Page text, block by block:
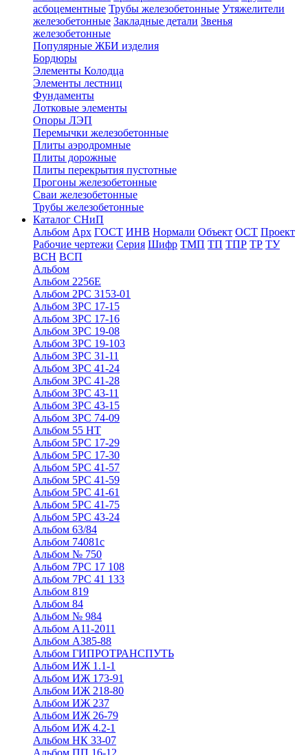
асбоцементные Трубы железобетонные Утяжелители
железобетонные Закладные детали Звенья
железобетонные
Популярные ЖБИ изделия
Бордюры
Элементы Колодца
Элементы лестниц
Фундаменты
Лотковые элементы
Опоры ЛЭП
Перемычки железобетонные
Плиты аэродромные
Плиты дорожные
Плиты перекрытия пустотные
Прогоны железобетонные
Сваи железобетонные
Трубы железобетонные
Каталог СНиП
Альбом Арх ГОСТ ИНВ Нормали Объект ОСТ Проект
Рабочие чертежи Серия Шифр ТМП ТП ТПР ТР ТУ
ВСН ВСП
Альбом
Альбом 2256Е
Альбом 2РС 3153-01
Альбом 3РС 17-15
Альбом 3РС 17-16
Альбом 3РС 19-08
Альбом 3РС 19-103
Альбом 3РС 31-11
Альбом 3РС 41-24
Альбом 3РС 41-28
Альбом 3РС 43-11
Альбом 3РС 43-15
Альбом 3РС 74-09
Альбом 55 НТ
Альбом 5РС 17-29
Альбом 5РС 17-30
Альбом 5РС 41-57
Альбом 5РС 41-59
Альбом 5РС 41-61
Альбом 5РС 41-75
Альбом 5РС 43-24
Альбом 63/84
Альбом 74081с
Альбом № 750
Альбом 7РС 17 108
Альбом 7РС 41 133
Альбом 819
Альбом 84
Альбом № 984
Альбом А11-2011
Альбом А385-88
Альбом ГИПРОТРАНСПУТЬ
Альбом ИЖ 1.1-1
Альбом ИЖ 173-91
Альбом ИЖ 218-80
Альбом ИЖ 237
Альбом ИЖ 26-79
Альбом ИЖ 4.2-1
Альбом НК 33-07
Альбом ПП 16-12